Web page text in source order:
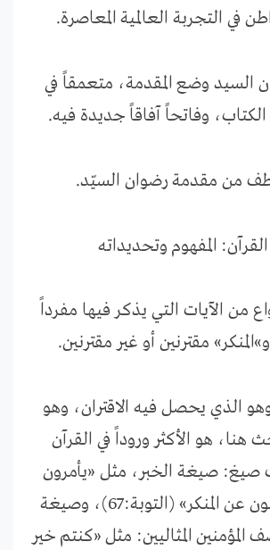
في التجربة العالمية المعاصرة.
السيد وضع المقدمة، متعمقاً في
وفاتحاً آفاقاً جديدة فيه.
من مقدمة رضوان السيّد.
القرآن: المفهوم وتحديداته
من الآيات التي يذكر فيها مفرداً
مقترنين أو غير مقترنين.
وهو الذي يحصل فيه الاقتران، وهو
هنا، هو الأكثر وروداً في القرآن
صيغ: صيغة الخبر، مثل «يأمرون
بالمعروف وينهون عن المنكر» (التوبة:67)، وصيغة
المثاليين: مثل «كنتم خير